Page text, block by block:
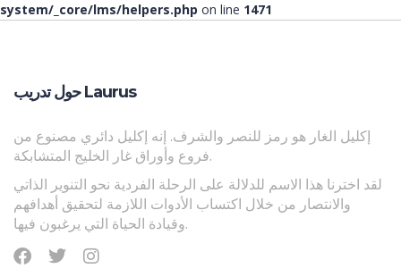
حول تدريب Laurus
إكليل الغار هو رمز للنصر والشرف. إنه إكليل دائري مصنوع من
فروع وأوراق غار الخليج المتشابكة.
لقد اخترنا هذا الاسم للدلالة على الرحلة الفردية نحو التنوير الذاتي
والانتصار من خلال اكتساب الأدوات اللازمة لتحقيق أهدافهم
وقيادة الحياة التي يرغبون فيها.
system/_core/lms/helpers.php on line 1471